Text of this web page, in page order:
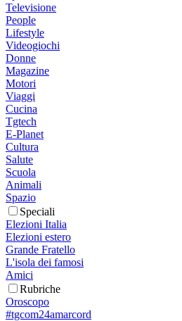
Televisione
People
Lifestyle
Videogiochi
Donne
Magazine
Motori
Viaggi
Cucina
Tgtech
E-Planet
Cultura
Salute
Scuola
Animali
Spazio
Speciali
Elezioni Italia
Elezioni estero
Grande Fratello
L'isola dei famosi
Amici
Rubriche
Oroscopo
#tgcom24amarcord